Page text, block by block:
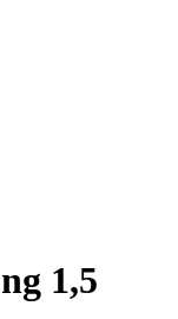
1,5